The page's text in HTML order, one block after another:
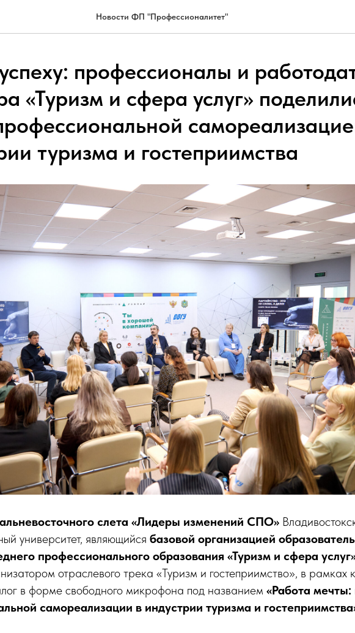
Новости ФП "Профессионалитет"
профессионалы и
«Туризм и сфера услуг»
туризма и гостеприимства
слета «Лидеры изменений СПО»
университет, являющийся базовой организацией
профессионального образования «Туризм и сфера
отраслевого трека «Туризм и гостеприимство», в рамках
в форме свободного микрофона под названием «Работа мечты:
самореализации в индустрии туризма и